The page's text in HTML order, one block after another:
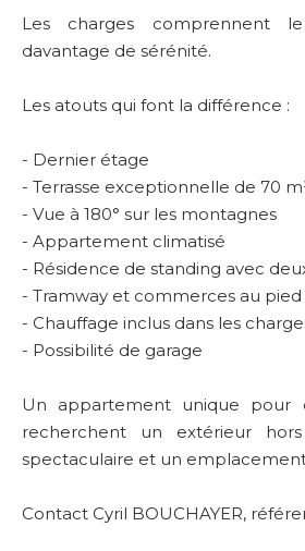
Les charges comprennent
davantage de sérénité.
Les atouts qui font la différence :
- Dernier étage
- Terrasse exceptionnelle de 70
- Vue à 180° sur les montagnes
- Appartement climatisé
- Résidence de standing avec
- Tramway et commerces au
- Chauffage inclus dans les
- Possibilité de garage
Un appartement unique pour
recherchent un extérieur
spectaculaire et un
Contact Cyril BOUCHAYER,